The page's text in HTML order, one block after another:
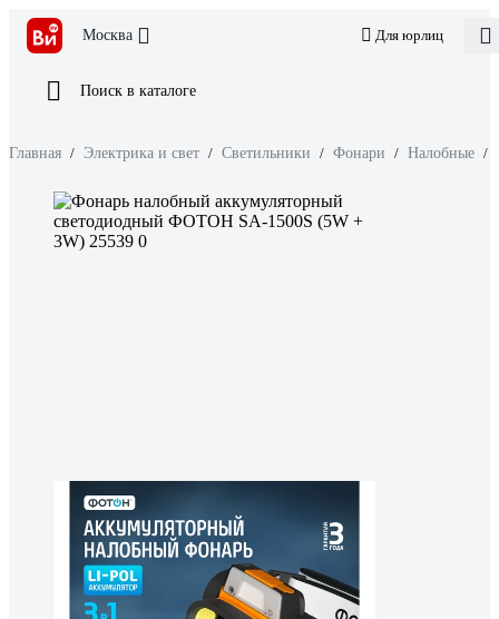
Москва Для юрлиц
Поиск в каталоге
Главная / Электрика и свет / Светильники / Фонари / Налобные /